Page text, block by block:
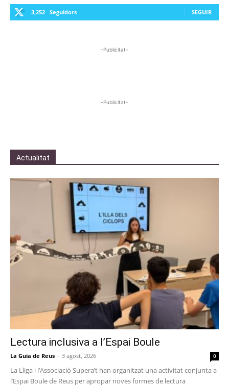
3,252 Seguidors SEGUIR
-Publicitat-
-Publicitat-
Actualitat
Lectura inclusiva a l’Espai Boule
La Guia de Reus - 3 agost, 2026 0
La Lliga i l’Associació Supera’t han organitzat una activitat conjunta a
l’Espai Boule de Reus per apropar noves formes de lectura